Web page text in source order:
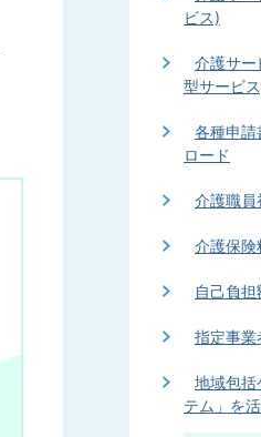
ビス)
介護サー
型サービ
各種申請
ロード
介護職員
介護保険
自己負担
指定事業
地域包括
テム」を